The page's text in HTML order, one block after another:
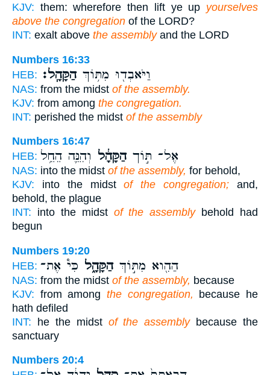
KJV: them: wherefore then lift ye up yourselves
above the congregation of the LORD?
INT: exalt above the assemblyand the LORD
Numbers 16:33
HEB:
וַיֹּאבְד֖וּ מִתּ֥וֹךְהַקָּהָֽל׃
NAS: from the midst of the assembly.
KJV: from among the congregation.
INT: perished the midst of the assembly
Numbers 16:47
HEB:
אֶל־ תּ֣וֹךהַקָּהָ֔ל וְהִנֵּ֛ה הֵחֵ֥ל
NAS: into the midst of the assembly, for behold,
KJV: into the midstof the congregation; and,
behold, the plague
INT: into the midst of the assemblybehold had
begun
Numbers 19:20
HEB:
הַהִ֖וא מִתּ֣וֹךְהַקָּהָ֑ל כִּי֩ אֶת־
NAS: from the midst of the assembly, because
KJV: from among the congregation, because he
hath defiled
INT: he the midst of the assemblybecause the
sanctuary
Numbers 20:4